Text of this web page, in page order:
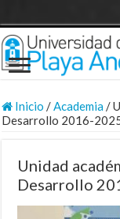
Inicio /Academia/
Desarrollo 2016-
Unidad
Desarrollo